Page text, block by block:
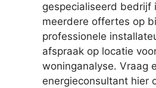
gespecialiseerd bedrijf
meerdere offertes op
professionele
afspraak op locatie
woninganalyse. Vraag
energieconsultant hier